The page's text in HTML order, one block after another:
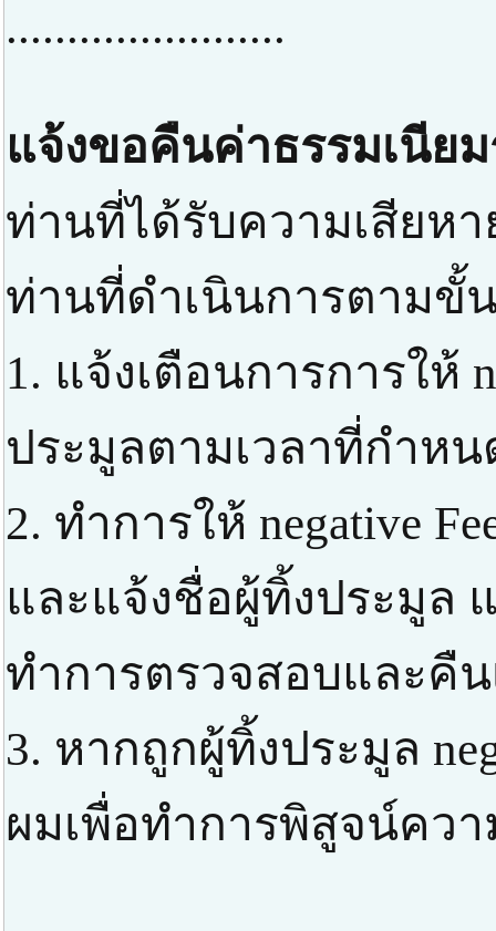
.......................
แจ้งขอคืนค่าธรรมเนีย
ท่านที่ได้รับความเสียห
ท่านที่ดำเนินการตามขั้
1. แจ้งเตือนการการให้
ประมูลตามเวลาที่กำหน
2. ทำการให้ negative
และแจ้งชื่อผู้ทิ้งประมูล
ทำการตรวจสอบและคืน
3. หากถูกผู้ทิ้งประมูล
ผมเพื่อทำการพิสูจน์คว